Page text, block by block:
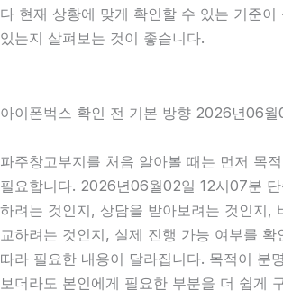
다 현재 상황에 맞게 확인할 수 있는 기준이
있는지 살펴보는 것이 좋습니다.
아이폰벅스 확인 전 기본 방향 2026년06
파주창고부지를 처음 알아볼 때는 먼저 목
필요합니다. 2026년06월02일 12시07분
하려는 것인지, 상담을 받아보려는 것인지,
교하려는 것인지, 실제 진행 가능 여부를 확
따라 필요한 내용이 달라집니다. 목적이 분
보더라도 본인에게 필요한 부분을 더 쉽게